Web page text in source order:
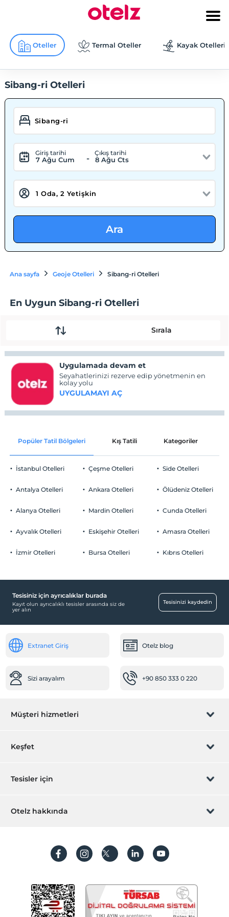
Oteller Termal Oteller Kayak Otelleri
Sibang-ri Otelleri
Giriş tarihi
7 Ağu Cum -
Çıkış tarihi
8 Ağu Cts
Ara
Ana sayfa Geoje Otelleri Sibang-ri Otelleri
En Uygun Sibang-ri Otelleri
Sırala
Uygulamada devam et
Seyahatlerinizi rezerve edip yönetmenin en
kolay yolu
UYGULAMAYI AÇ
Popüler Tatil Bölgeleri Kış Tatili Kategoriler
İstanbul Otelleri
Antalya Otelleri
Alanya Otelleri
Ayvalık Otelleri
İzmir Otelleri
Çeşme Otelleri
Ankara Otelleri
Mardin Otelleri
Eskişehir Otelleri
Bursa Otelleri
Side Otelleri
Ölüdeniz Otelleri
Cunda Otelleri
Amasra Otelleri
Kıbrıs Otelleri
Tesisiniz için ayrıcalıklar burada
Kayıt olun ayrıcalıklı tesisler arasında siz de
yer alın
Tesisinizi kaydedin
Extranet Giriş Otelz blog
Sizi arayalım +90 850 333 0 220
Müşteri hizmetleri
Rezervasyon yönet
Sıkça sorulan sorular
İşlem rehberi
Keşfet
Hediye Kart
Hesap oluştur
Tesisler için
Hemen tesisinizi ekleyin
Otelz hakkında
Koşullar ve şartlar